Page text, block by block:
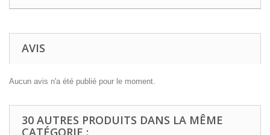
AVIS
Aucun avis n'a été publié pour le moment.
30 AUTRES PRODUITS DANS LA MÊME
CATÉGORIE :